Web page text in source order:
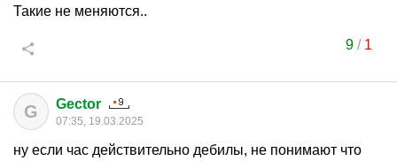
Такие не меняются..
9/ 1
G Gector
07:35, 19.03.2025
ну если час действительно дебилы, не понимают что